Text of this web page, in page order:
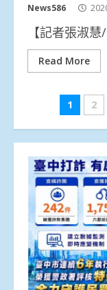
News586
【記者張淑
Read More
文
章
分
頁
1 2